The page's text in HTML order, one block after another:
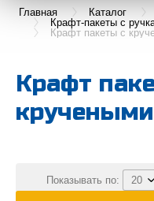
Главная Каталог
Крафт-пакеты с
Крафт пакеты с
Крафт
Показывать по: